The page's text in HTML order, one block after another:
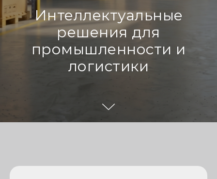
Интеллектуальные
решения для
промышленности и
логистики